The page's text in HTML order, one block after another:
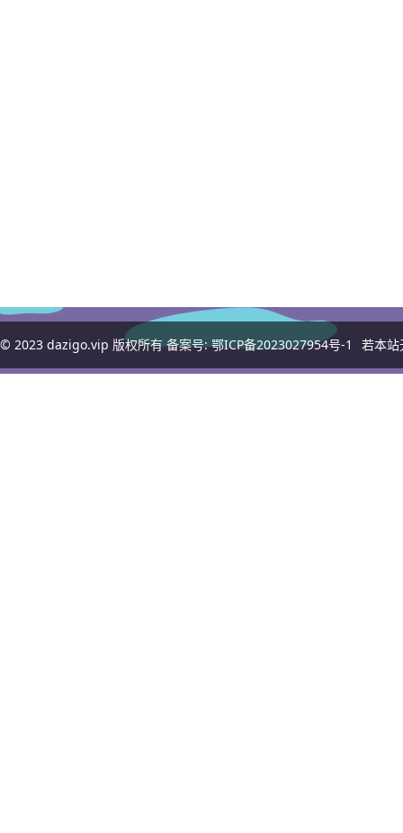
© 2023 dazigo.vip 版权所有 备案号:鄂ICP备2023027954号-1 若本